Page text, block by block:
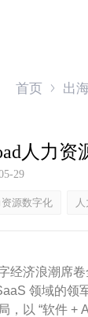
首页 出
人力
29
资源数字化
经济浪潮席卷
领域的领
，以 “软件 +